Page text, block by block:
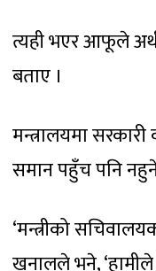
त्यही भएर आफूले
बताए ।
मन्त्रालयमा
समान पहुँच पनि
‘मन्त्रीको
खनालले भने, ‘हामीले